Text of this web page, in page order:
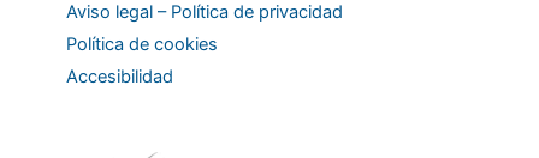
Aviso legal – Política de privacidad
Política de cookies
Accesibilidad